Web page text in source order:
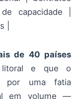
capacidade |
|
de 40 países
litoral e que o
por uma fatia
em volume —